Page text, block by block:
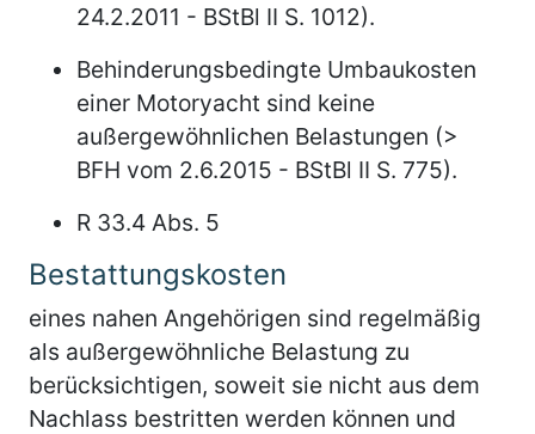
24.2.2011 - BStBl II S. 1012).
Behinderungsbedingte Umbaukosten
einer Motoryacht sind keine
außergewöhnlichen Belastungen (>
BFH vom 2.6.2015 - BStBl II S. 775).
R 33.4 Abs. 5
Bestattungskosten
eines nahen Angehörigen sind regelmäßig
als außergewöhnliche Belastung zu
berücksichtigen, soweit sie nicht aus dem
Nachlass bestritten werden können und